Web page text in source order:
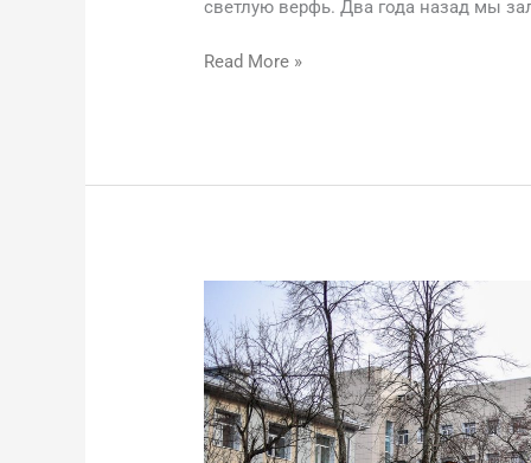
светлую верфь. Два года назад мы
Read More »
поморского
судостроения